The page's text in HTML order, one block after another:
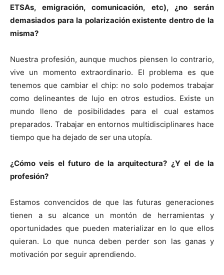
ETSAs, emigración, comunicación, etc), ¿no serán
demasiados para la polarización existente dentro de la
misma?
Nuestra profesión, aunque muchos piensen lo contrario,
vive un momento extraordinario. El problema es que
tenemos que cambiar el chip: no solo podemos trabajar
como delineantes de lujo en otros estudios. Existe un
mundo lleno de posibilidades para el cual estamos
preparados. Trabajar en entornos multidisciplinares hace
tiempo que ha dejado de ser una utopía.
¿Cómo veis el futuro de la arquitectura? ¿Y el de la
profesión?
Estamos convencidos de que las futuras generaciones
tienen a su alcance un montón de herramientas y
oportunidades que pueden materializar en lo que ellos
quieran. Lo que nunca deben perder son las ganas y
motivación por seguir aprendiendo.